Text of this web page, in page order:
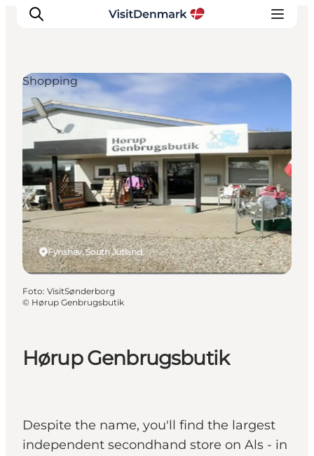
Inspiratie
Bestemmingen
Wat te doen
Accommodaties
Plan je reis
Hørup Genbrugsbutik
Despite the name, you'll find the largest
independent secondhand store on Als - in
Fynshav, South Jutland
Shopping
Foto: VisitSønderborg
© Hørup Genbrugsbutik